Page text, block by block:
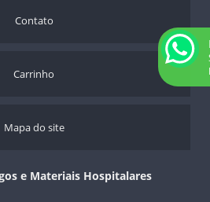
Contato
Carrinho
Mapa do site
e Materiais Hospitalares